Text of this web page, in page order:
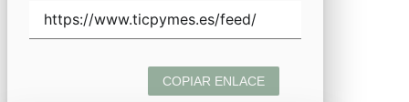
COPIAR ENLACE